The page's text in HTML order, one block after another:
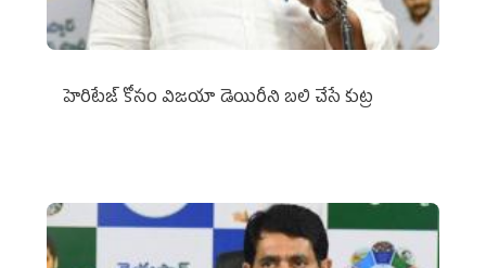
హెరిటేజ్ కోసం విజయా డెయిరీని బలి చేసే కుట్ర‌